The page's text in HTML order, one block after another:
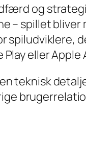
og
– spillet
eller Apple
teknisk